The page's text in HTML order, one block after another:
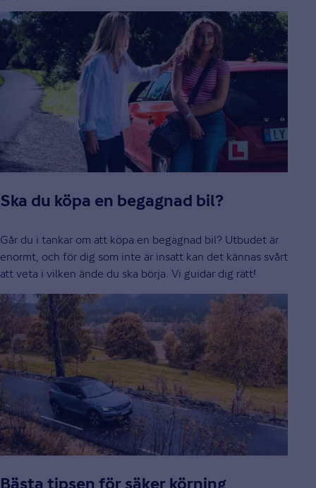
Ska du köpa en begagnad bil?
Går du i tankar om att köpa en begagnad bil? Utbudet är
enormt, och för dig som inte är insatt kan det kännas svårt
att veta i vilken ände du ska börja. Vi guidar dig rätt!